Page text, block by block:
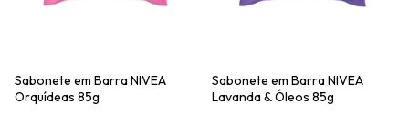
Sabonete em Barra NIVEA
Orquídeas 85g
Sabonete em Barra NIVEA
Lavanda & Óleos 85g